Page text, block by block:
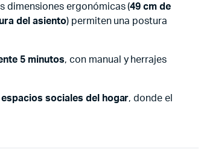
dimensiones ergonómicas (49 cm de
del asiento) permiten una postura
5 minutos, con manual y herrajes
sociales del hogar, donde el